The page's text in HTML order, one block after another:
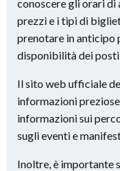
conoscere gli orari di
prezzi e i tipi di
prenotare in anticipo
disponibilità dei
Il sito web ufficiale
informazioni
informazioni sui
sugli eventi e
Inoltre, è importante